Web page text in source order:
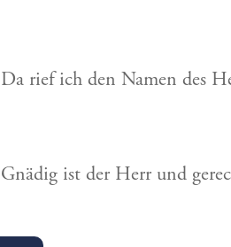
Da rief ich den Namen des
Gnädig ist der Herr und